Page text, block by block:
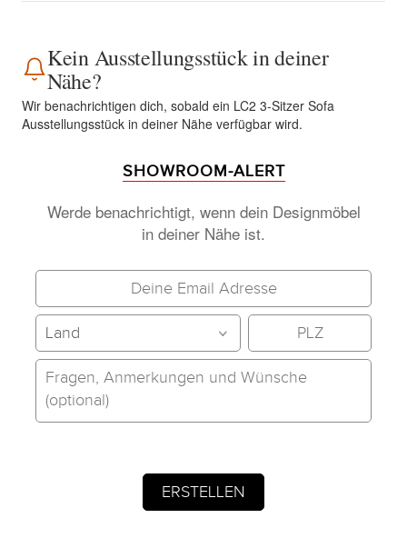
Kein Ausstellungsstück in deiner
Nähe?
Wir benachrichtigen dich, sobald ein LC2 3-Sitzer Sofa
Ausstellungsstück in deiner Nähe verfügbar wird.
SHOWROOM-ALERT
Werde benachrichtigt, wenn dein Designmöbel
in deiner Nähe ist.